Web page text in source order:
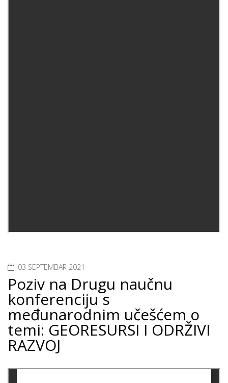
03 SEPTEMBAR 2021
Poziv na Drugu naučnu
konferenciju s
međunarodnim učešćem o
temi: GEORESURSI I ODRŽIVI
RAZVOJ